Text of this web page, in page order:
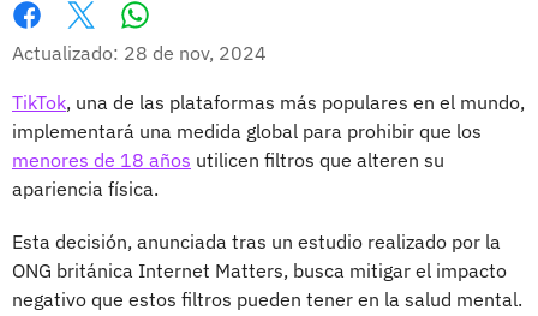
Facebook
X
Actualizado: 28 de nov, 2024
TikTok, una de las plataformas más populares en el mundo,
implementará una medida global para prohibir que los
menores de 18 años utilicen filtros que alteren su
apariencia física.
Esta decisión, anunciada tras un estudio realizado por la
ONG británica Internet Matters, busca mitigar el impacto
negativo que estos filtros pueden tener en la salud mental.